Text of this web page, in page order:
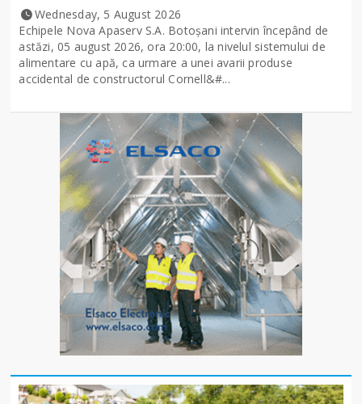
Wednesday, 5 August 2026
Echipele Nova Apaserv S.A. Botoșani intervin începând de
astăzi, 05 august 2026, ora 20:00, la nivelul sistemului de
alimentare cu apă, ca urmare a unei avarii produse
accidental de constructorul Cornell&#...